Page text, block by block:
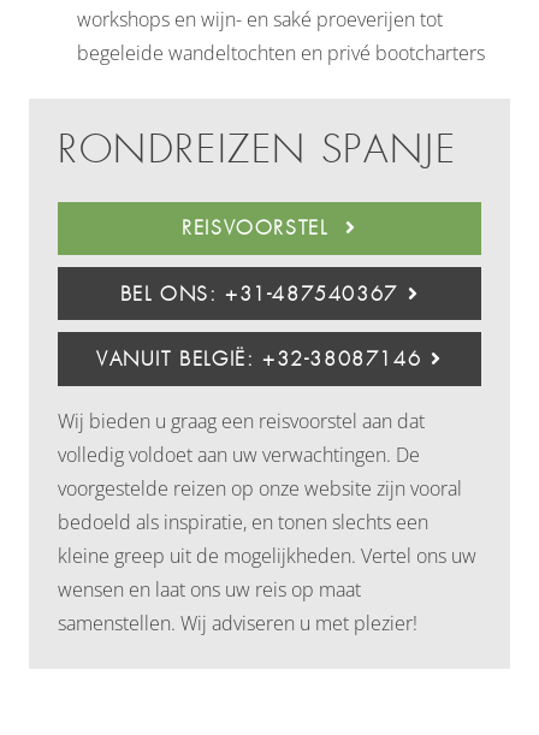
workshops en wijn- en saké proeverijen tot
begeleide wandeltochten en privé bootcharters
RONDREIZEN SPANJE
REISVOORSTEL
BEL ONS: +31-487540367
VANUIT BELGIË: +32-38087146
Wij bieden u graag een reisvoorstel aan dat
volledig voldoet aan uw verwachtingen. De
voorgestelde reizen op onze website zijn vooral
bedoeld als inspiratie, en tonen slechts een
kleine greep uit de mogelijkheden. Vertel ons uw
wensen en laat ons uw reis op maat
samenstellen. Wij adviseren u met plezier!